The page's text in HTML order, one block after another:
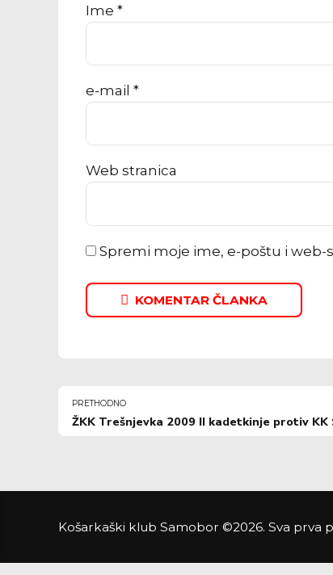
Ime *
e-mail *
Web stranica
Spremi moje ime, e-poštu i
KOMENTAR ČLANKA
PRETHODNO
ŽKK Trešnjevka 2009 II kadetkinje protiv
Košarkaški klub Samobor ©2026. Sva prva